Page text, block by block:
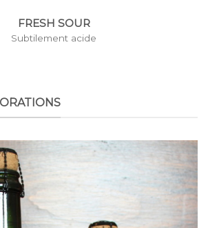
FRESH SOUR
Subtilement acide